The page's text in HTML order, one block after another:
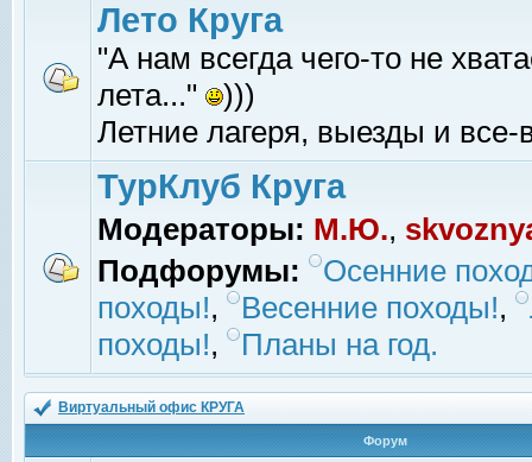
Лето Круга
"А нам всегда чего-то не
лета..."
)))
Летние лагеря, выезды и все-
ТурКлуб Круга
Модераторы: М.Ю.,
Подфорумы:
Осенние
походы!, Весенние походы!,
походы!, Планы на год.
Виртуальный офис КРУГА
Форум